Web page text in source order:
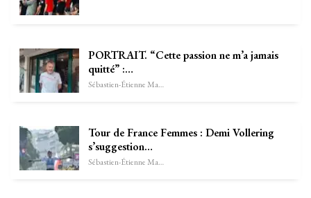
PORTRAIT. “Cette passion ne m’a jamais
quitté” :…
Sébastien-Étienne Marechal
Tour de France Femmes : Demi Vollering
s’suggestion…
Sébastien-Étienne Marechal